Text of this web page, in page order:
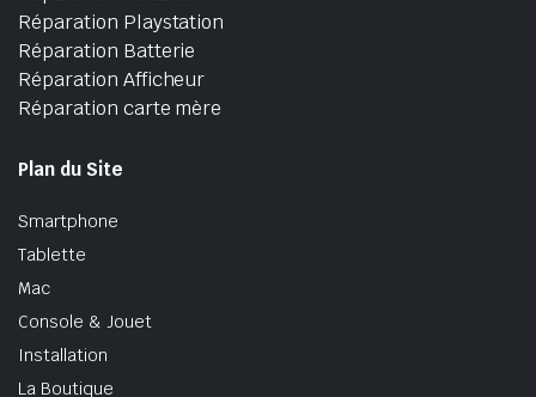
Réparation Playstation
Réparation Batterie
Réparation Afficheur
Réparation carte mère
Plan du Site
Smartphone
Tablette
Mac
Console & Jouet
Installation
La Boutique